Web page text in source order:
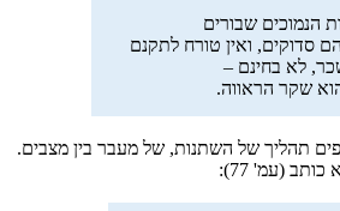
הנמוכים שבורים
סדוקים, ואין טורח לתקנם
לא בחינם –
שקר הראווה.
תהליך של השתנות, של מעבר בין מצבים.
(עמ' 77):